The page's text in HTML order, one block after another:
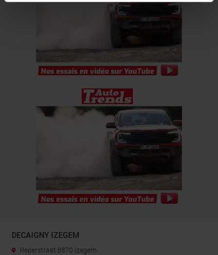
relatives aux médias sociaux et d’analyser notre trafic.
Nous partageons également des informations sur
l’utilisation de notre site avec nos partenaires de
médias sociaux, de publicité et d’analyse, qui peuvent
combiner celles-ci avec d’autres informations que vous
leur avez fournies ou qu’ils ont collectées lors de votre
utilisation de leurs services.
DECAIGNY IZEGEM
Reperstraat 8870 Izegem